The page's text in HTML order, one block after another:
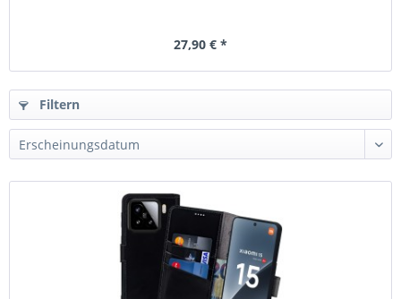
27,90 € *
Filtern